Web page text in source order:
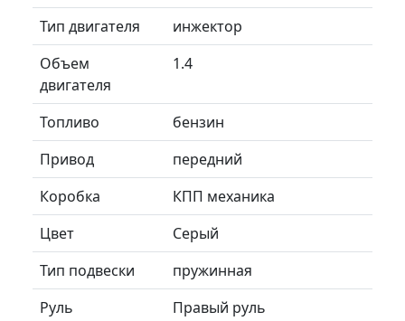
Тип двигателя
инжектор
Объем
двигателя
1.4
Топливо
бензин
Привод
передний
Коробка
КПП механика
Цвет
Серый
Тип подвески
пружинная
Руль
Правый руль